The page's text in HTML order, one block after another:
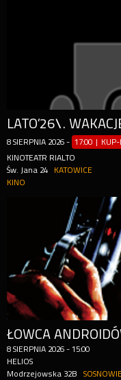
8 SIERPNIA 2026 - 17:00 | KUP-
KINOTEATR RIALTO
Św. Jana 24
KATOWICE
KINO
ŁOWCA
8 SIERPNIA 2026 -15:00
HELIOS
Modrzejowska 32B